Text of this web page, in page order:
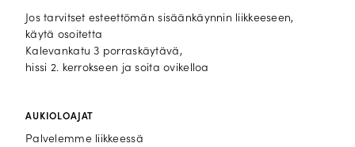
Jos tarvitset esteettömän sisäänkäynnin liikkeeseen,
käytä osoitetta
Kalevankatu 3 porraskäytävä,
hissi 2. kerrokseen ja soita ovikelloa
AUKIOLOAJAT
Palvelemme liikkeessä